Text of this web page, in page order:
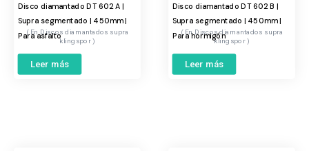
Disco diamantado DT 602 A |
Supra segmentado | 450mm |
Para asfaltoDiscos diamantados supra
klingspor
Leer más
Disco diamantado DT 602 B |
Supra segmentado | 450mm |
Para hormigón
Discos diamantados supra
klingspor
Leer más